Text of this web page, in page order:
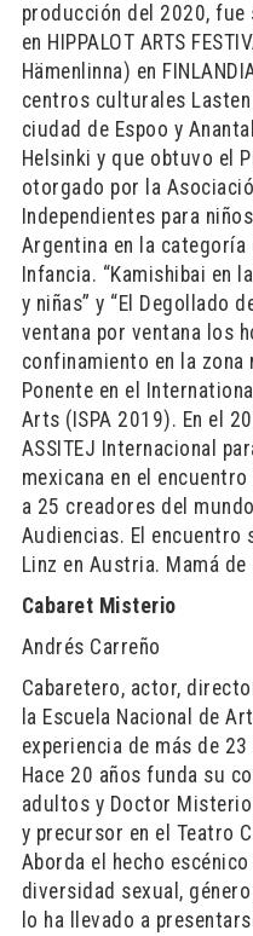
producción del 2020, fue
en HIPPALOT ARTS
Hämenlinna) en
centros culturales
ciudad de Espoo y
Helsinki y que obtuvo el
otorgado por la
Independientes para
Argentina en la
Infancia. “Kamishibai en
y niñas” y “El Degollado
ventana por ventana los
confinamiento en la
Ponente en el
Arts (ISPA 2019). En el
ASSITEJ Internacional
mexicana en el encuentro
a 25 creadores del
Audiencias. El encuentro
Linz en Austria. Mamá de
Cabaret Misterio
Andrés Carreño
Cabaretero, actor,
la Escuela Nacional de
experiencia de más de
Hace 20 años funda su
adultos y Doctor Misterio
y precursor en el Teatro
Aborda el hecho
diversidad sexual,
lo ha llevado a